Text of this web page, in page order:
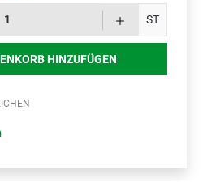
ST
HINZUFÜGEN